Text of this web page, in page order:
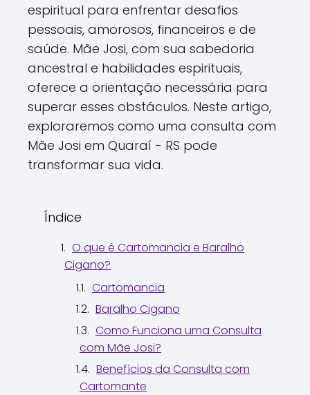
espiritual para enfrentar desafios
pessoais, amorosos, financeiros e de
saúde. Mãe Josi, com sua sabedoria
ancestral e habilidades espirituais,
oferece a orientação necessária para
superar esses obstáculos. Neste artigo,
exploraremos como uma consulta com
Mãe Josi em Quaraí - RS pode
transformar sua vida.
Índice
O que é Cartomancia e Baralho
Cigano?
Cartomancia
Baralho Cigano
Como Funciona uma Consulta
com Mãe Josi?
Benefícios da Consulta com
Cartomante